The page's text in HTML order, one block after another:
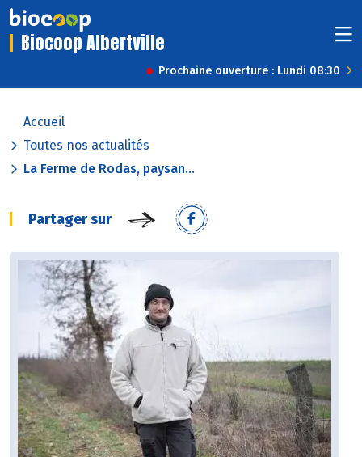
Biocoop Albertville
Prochaine ouverture : Lundi 08:30
Accueil
Toutes nos actualités
La Ferme de Rodas, paysan...
Partager sur